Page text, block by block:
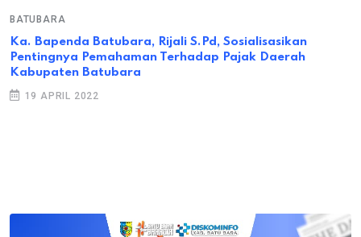
BATUBARA
Ka. Bapenda Batubara, Rijali S.Pd, Sosialisasikan
Pentingnya Pemahaman Terhadap Pajak Daerah
Kabupaten Batubara
19 APRIL 2022